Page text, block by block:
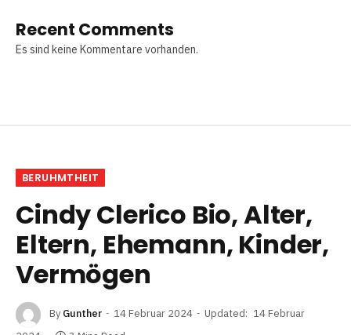
Recent Comments
Es sind keine Kommentare vorhanden.
BERUHMTHEIT
Cindy Clerico Bio, Alter,
Eltern, Ehemann, Kinder,
Vermögen
By Gunther 14 Februar 2024 Updated: 14 Februar